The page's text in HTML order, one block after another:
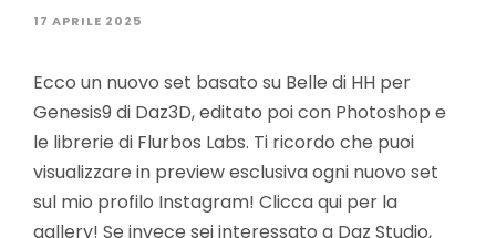
17 APRILE 2025
Ecco un nuovo set basato su Belle di HH per
Genesis9 di Daz3D, editato poi con Photoshop e
le librerie di Flurbos Labs. Ti ricordo che puoi
visualizzare in preview esclusiva ogni nuovo set
sul mio profilo Instagram! Clicca qui per la
gallery! Se invece sei interessato a Daz Studio,